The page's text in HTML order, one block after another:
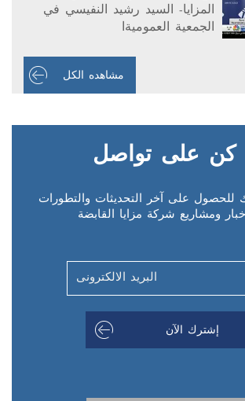
المزايا- السيد رشيد النفيسي في
الجمعية العموميةا
مشاهده الكل
كن على تواصل
على آخر التحديثات والتطورات
ومشاريع شركة مزايا القابضة